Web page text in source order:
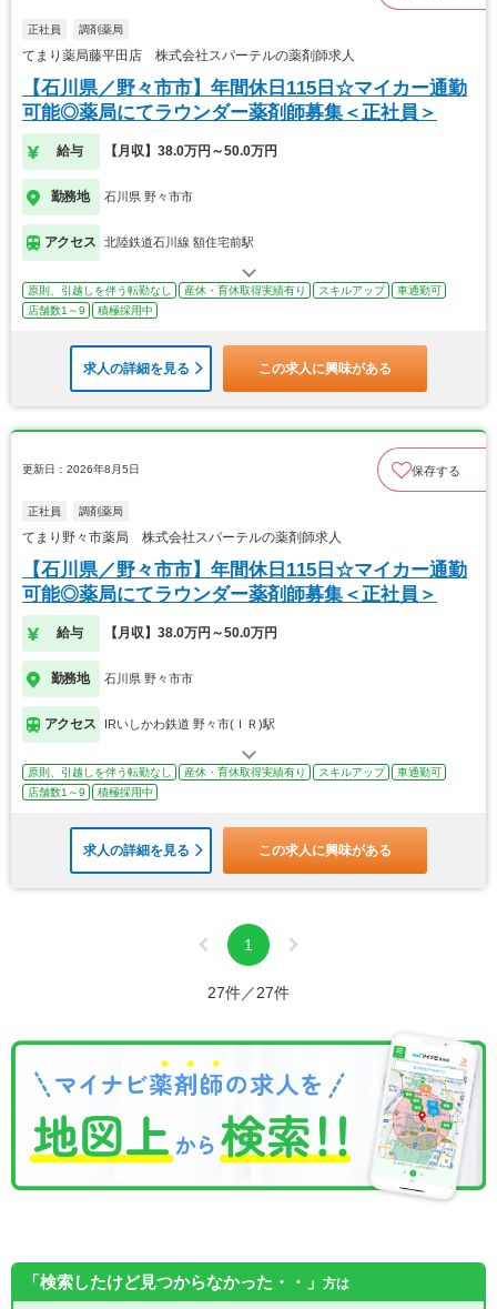
正社員 調剤薬局
てまり薬局藤平田店 株式会社スパーテルの薬剤師求人
【石川県／野々市市】年間休日115日☆マイカー通勤
可能◎薬局にてラウンダー薬剤師募集＜正社員＞
給与 【月収】38.0万円～50.0万円
勤務地 石川県 野々市市
アクセス 北陸鉄道石川線 額住宅前駅
原則、引越しを伴う転勤なし 産休・育休取得実績有り スキルアップ
車通勤可
店舗数1～9
積極採用中
求人の詳細を見る この求人に興味がある
更新日：2026年8月5日 保存する
正社員 調剤薬局
てまり野々市薬局 株式会社スパーテルの薬剤師求人
【石川県／野々市市】年間休日115日☆マイカー通勤
可能◎薬局にてラウンダー薬剤師募集＜正社員＞
給与 【月収】38.0万円～50.0万円
勤務地 石川県 野々市市
アクセス IRいしかわ鉄道 野々市(ＩＲ)駅
原則、引越しを伴う転勤なし 産休・育休取得実績有り スキルアップ
車通勤可
店舗数1～9
積極採用中
求人の詳細を見る この求人に興味がある
1
27件／27件
「検索したけど見つからなかった・・」 方は